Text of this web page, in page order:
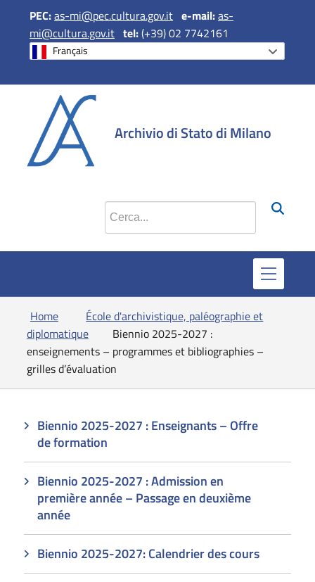
PEC:as-mi@pec.cultura.gov.it e-mail:as-
mi@cultura.gov.it tel:(+39) 02 7742161
Français
Archivio di Stato di Milano
Cerca nel sito
Home
École d'archivistique, paléographie et
diplomatique
Biennio 2025-2027 :
enseignements – programmes et bibliographies –
grilles d’évaluation
Biennio 2025-2027 : Enseignants – Offre
de formation
Biennio 2025-2027 : Admission en
première année – Passage en deuxième
année
Biennio 2025-2027: Calendrier des cours